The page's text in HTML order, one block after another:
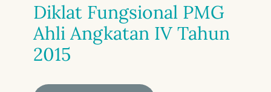
Diklat Fungsional PMG
Ahli Angkatan IV Tahun
2015